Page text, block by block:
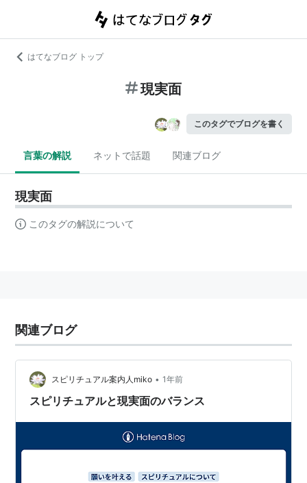
はてなブログ トップ
現実面
このタグでブログを書く
言葉の解説 ネットで話題 関連ブログ
現実面
このタグの解説について
関連ブログ
スピリチュアル案内人miko • 1年前
スピリチュアルと現実面のバランス